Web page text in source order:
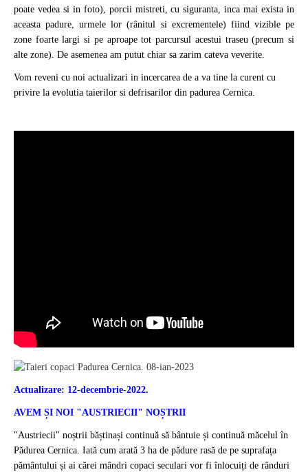
poate vedea si in foto), porcii mistreti, cu siguranta, inca mai exista in
aceasta padure, urmele lor (rânitul si excrementele) fiind vizible pe
zone foarte largi si pe aproape tot parcursul acestui traseu (precum si
alte zone). De asemenea am putut chiar sa zarim cateva veverite.
Vom reveni cu noi actualizari in incercarea de a va tine la curent cu
privire la evolutia taierilor si defrisarilor din padurea Cernica.
Actualizare: 12-decembrie-2022.
AVEM ȘI NOI "AUSTRIECII" NOȘTRII
"Austriecii" noștrii băștinași continuă să bântuie și continuă măcelul în
Pădurea Cernica. Iată cum arată 3 ha de pădure rasă de pe suprafața
pământului și ai cărei mândri copaci seculari vor fi înlocuiți de rânduri